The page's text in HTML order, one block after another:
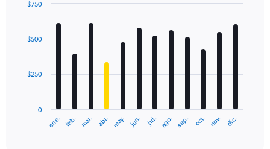
with
12
The
ene. feb. mar. abr. may. jun. jul. ago. sep. oct. nov. dic.
0
$250
$500
$750